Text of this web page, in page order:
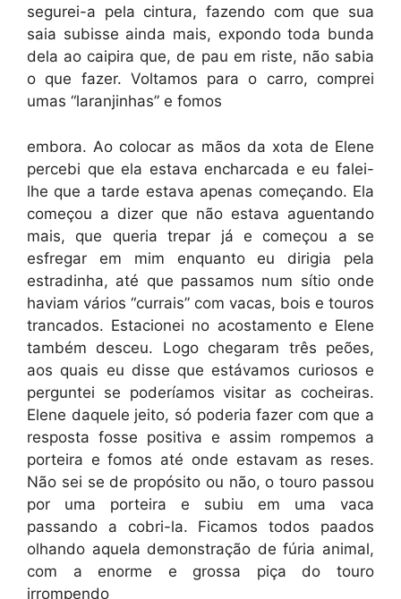
segurei-a pela cintura, fazendo com que sua
saia subisse ainda mais, expondo toda bunda
dela ao caipira que, de pau em riste, não sabia
o que fazer. Voltamos para o carro, comprei
umas “laranjinhas” e fomos
embora. Ao colocar as mãos da xota de Elene
percebi que ela estava encharcada e eu falei-
lhe que a tarde estava apenas começando. Ela
começou a dizer que não estava aguentando
mais, que queria trepar já e começou a se
esfregar em mim enquanto eu dirigia pela
estradinha, até que passamos num sítio onde
haviam vários “currais” com vacas, bois e touros
trancados. Estacionei no acostamento e Elene
também desceu. Logo chegaram três peões,
aos quais eu disse que estávamos curiosos e
perguntei se poderíamos visitar as cocheiras.
Elene daquele jeito, só poderia fazer com que a
resposta fosse positiva e assim rompemos a
porteira e fomos até onde estavam as reses.
Não sei se de propósito ou não, o touro passou
por uma porteira e subiu em uma vaca
passando a cobri-la. Ficamos todos paados
olhando aquela demonstração de fúria animal,
com a enorme e grossa piça do touro
irrompendo